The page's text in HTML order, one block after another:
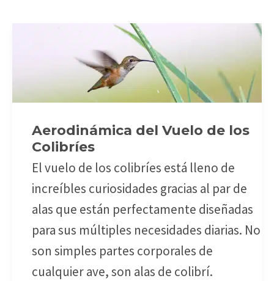
Aerodinámica del Vuelo de los
Colibríes
El vuelo de los colibríes está lleno de
increíbles curiosidades gracias al par de
alas que están perfectamente diseñadas
para sus múltiples necesidades diarias. No
son simples partes corporales de
cualquier ave, son alas de colibrí.
de
Colibríes